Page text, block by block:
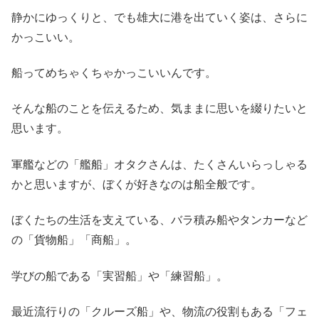
静かにゆっくりと、でも雄大に港を出ていく姿は、さらに
かっこいい。
船ってめちゃくちゃかっこいいんです。
そんな船のことを伝えるため、気ままに思いを綴りたいと
思います。
軍艦などの「艦船」オタクさんは、たくさんいらっしゃる
かと思いますが、ぼくが好きなのは船全般です。
ぼくたちの生活を支えている、バラ積み船やタンカーなど
の「貨物船」「商船」。
学びの船である「実習船」や「練習船」。
最近流行りの「クルーズ船」や、物流の役割もある「フェ